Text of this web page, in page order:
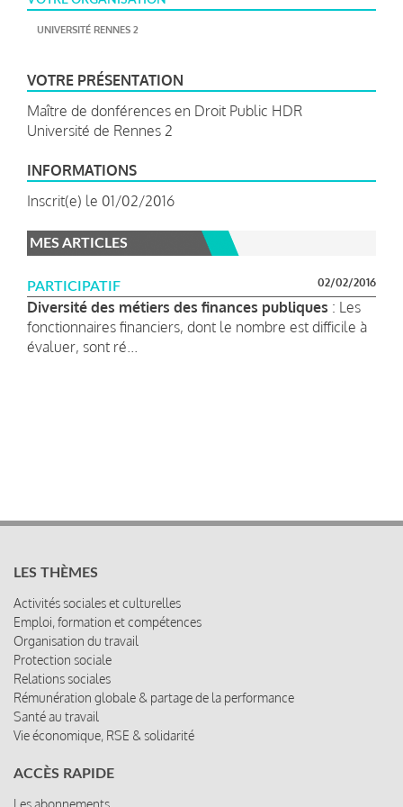
UNIVERSITÉ RENNES 2
VOTRE PRÉSENTATION
Maître de donférences en Droit Public HDR
Université de Rennes 2
INFORMATIONS
Inscrit(e) le 01/02/2016
MES ARTICLES
PARTICIPATIF 02/02/2016
Diversité des métiers des finances publiques : Les
fonctionnaires financiers, dont le nombre est difficile à
évaluer, sont ré...
LES THÈMES
Activités sociales et culturelles
Emploi, formation et compétences
Organisation du travail
Protection sociale
Relations sociales
Rémunération globale & partage de la performance
Santé au travail
Vie économique, RSE & solidarité
ACCÈS RAPIDE
Les abonnements